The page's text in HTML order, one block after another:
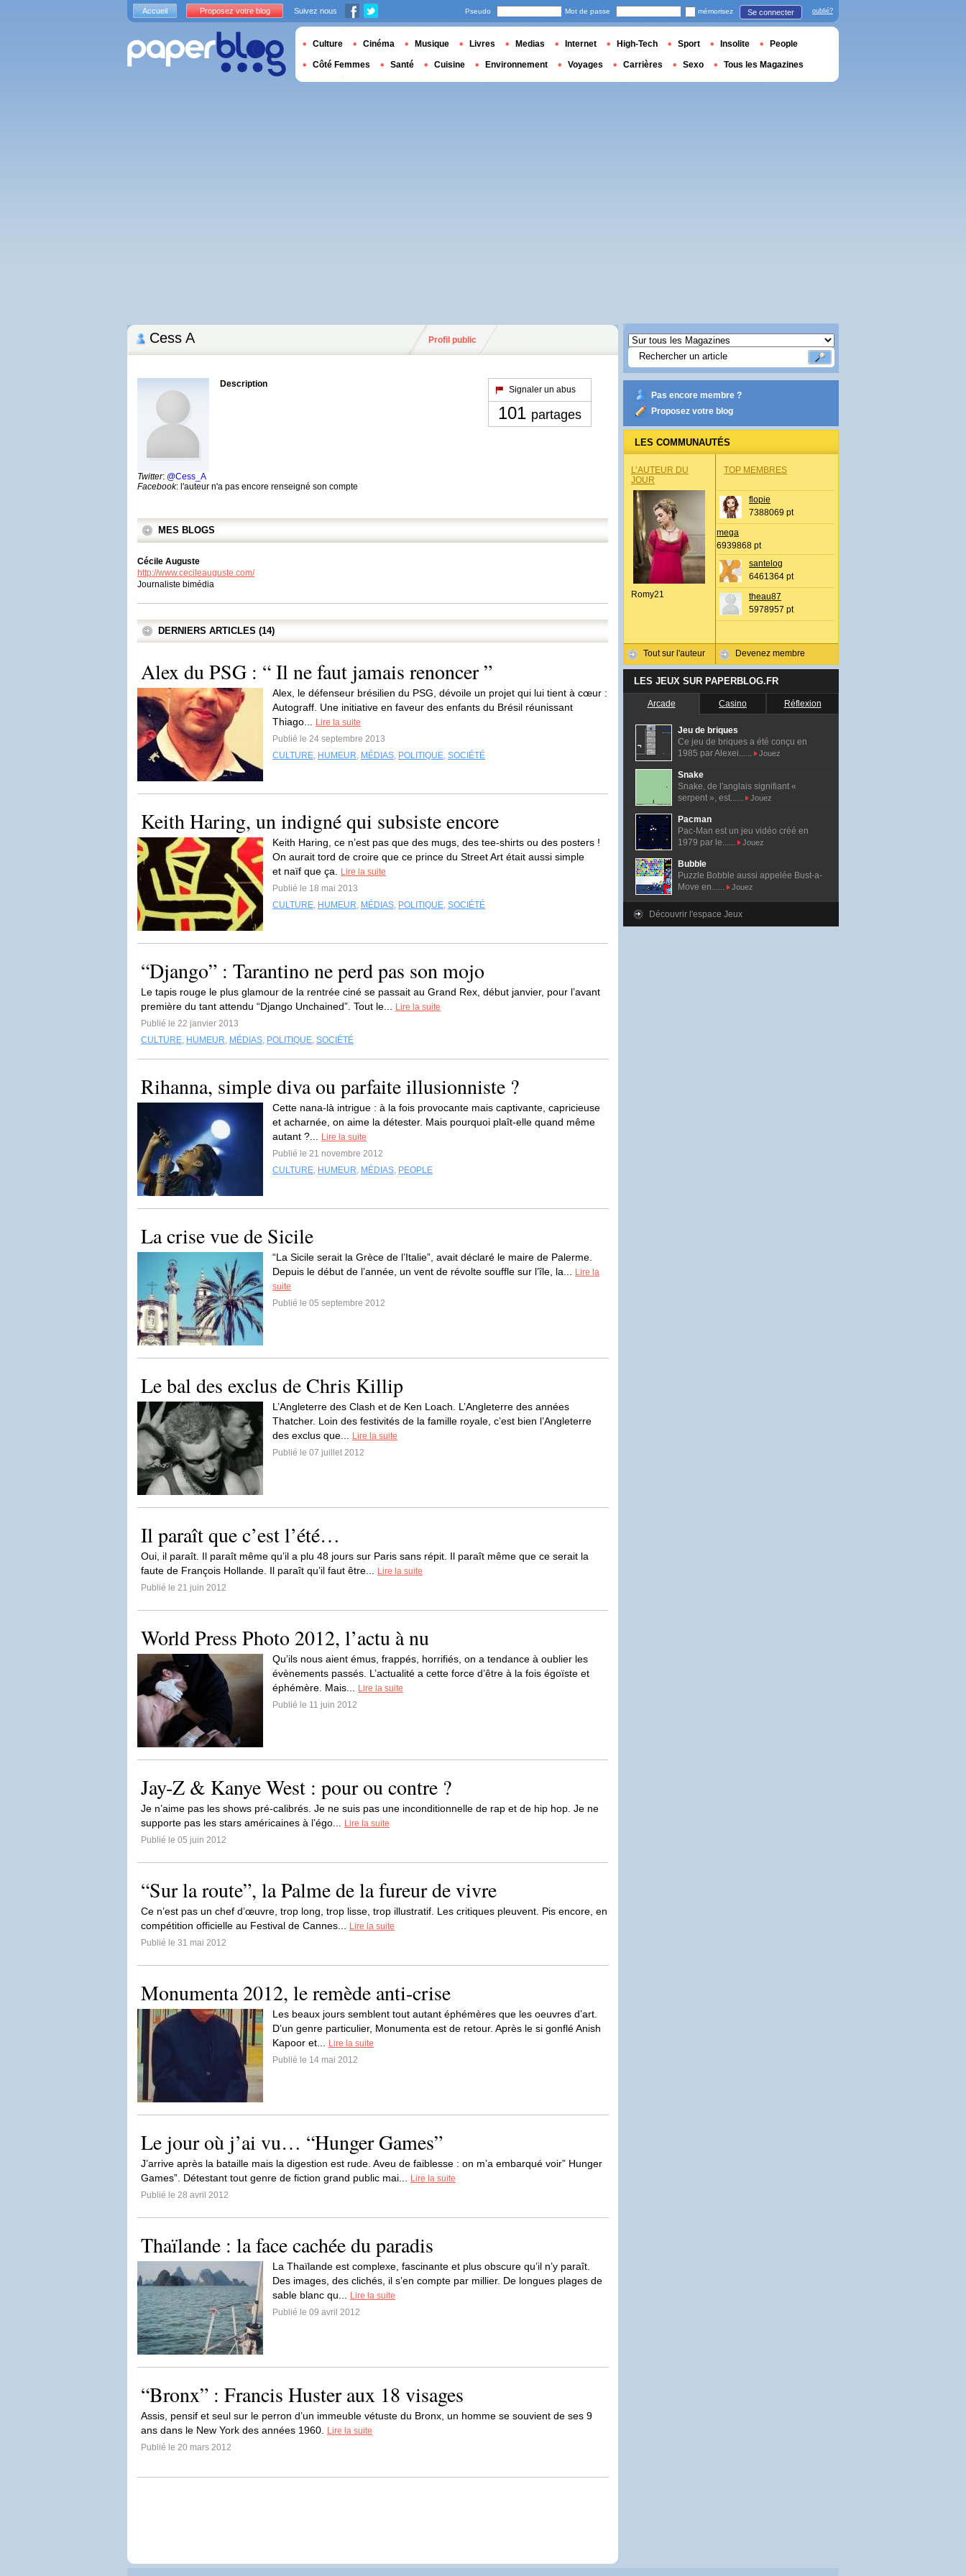
Cess A Profil public
Description
Twitter: @Cess_A
Facebook: l'auteur n'a pas encore renseigné son compte
Signaler un abus
101 partages
MES BLOGS
Cécile Auguste
http://www.cecileauguste.com/
Journaliste bimédia
DERNIERS ARTICLES (14)
Alex du PSG : “ Il ne faut jamais renoncer ”
Alex, le défenseur brésilien du PSG, dévoile un projet qui lui tient à cœur :
Autograff. Une initiative en faveur des enfants du Brésil réunissant
Thiago...
Lire la suite
Publié le 24 septembre 2013
CULTURE, HUMEUR, MÉDIAS, POLITIQUE, SOCIÉTÉ
Keith Haring, un indigné qui subsiste encore
Keith Haring, ce n’est pas que des mugs, des tee-shirts ou des posters !
On aurait tord de croire que ce prince du Street Art était aussi simple
et naïf que ça.
Lire la suite
Publié le 18 mai 2013
CULTURE, HUMEUR, MÉDIAS, POLITIQUE, SOCIÉTÉ
“Django” : Tarantino ne perd pas son mojo
Le tapis rouge le plus glamour de la rentrée ciné se passait au Grand Rex, début janvier, pour l’avant
première du tant attendu “Django Unchained”. Tout le...
Lire la suite
Publié le 22 janvier 2013
CULTURE, HUMEUR, MÉDIAS, POLITIQUE, SOCIÉTÉ
Rihanna, simple diva ou parfaite illusionniste ?
Cette nana-là intrigue : à la fois provocante mais captivante, capricieuse
et acharnée, on aime la détester. Mais pourquoi plaît-elle quand même
autant ?...
Lire la suite
Publié le 21 novembre 2012
CULTURE, HUMEUR, MÉDIAS, PEOPLE
La crise vue de Sicile
“La Sicile serait la Grèce de l’Italie”, avait déclaré le maire de Palerme.
Depuis le début de l’année, un vent de révolte souffle sur l’île, la...
Lire la
suite
Publié le 05 septembre 2012
Le bal des exclus de Chris Killip
L’Angleterre des Clash et de Ken Loach. L’Angleterre des années
Thatcher. Loin des festivités de la famille royale, c’est bien l’Angleterre
des exclus que...
Lire la suite
Publié le 07 juillet 2012
Il paraît que c’est l’été…
Oui, il paraît. Il paraît même qu’il a plu 48 jours sur Paris sans répit. Il paraît même que ce serait la
faute de François Hollande. Il paraît qu’il faut être...
Lire la suite
Publié le 21 juin 2012
World Press Photo 2012, l’actu à nu
Qu’ils nous aient émus, frappés, horrifiés, on a tendance à oublier les
évènements passés. L’actualité a cette force d’être à la fois égoïste et
éphémère. Mais...
Lire la suite
Publié le 11 juin 2012
Jay-Z & Kanye West : pour ou contre ?
Je n’aime pas les shows pré-calibrés. Je ne suis pas une inconditionnelle de rap et de hip hop. Je ne
supporte pas les stars américaines à l’égo...
Lire la suite
Publié le 05 juin 2012
“Sur la route”, la Palme de la fureur de vivre
Ce n’est pas un chef d’œuvre, trop long, trop lisse, trop illustratif. Les critiques pleuvent. Pis encore, en
compétition officielle au Festival de Cannes...
Lire la suite
Publié le 31 mai 2012
Monumenta 2012, le remède anti-crise
Les beaux jours semblent tout autant éphémères que les oeuvres d’art.
D’un genre particulier, Monumenta est de retour. Après le si gonflé Anish
Kapoor et...
Lire la suite
Publié le 14 mai 2012
Le jour où j’ai vu… “Hunger Games”
J’arrive après la bataille mais la digestion est rude. Aveu de faiblesse : on m’a embarqué voir” Hunger
Games”. Détestant tout genre de fiction grand public mai...
Lire la suite
Publié le 28 avril 2012
Thaïlande : la face cachée du paradis
La Thaïlande est complexe, fascinante et plus obscure qu’il n’y paraît.
Des images, des clichés, il s’en compte par millier. De longues plages de
sable blanc qu...
Lire la suite
Publié le 09 avril 2012
“Bronx” : Francis Huster aux 18 visages
Assis, pensif et seul sur le perron d’un immeuble vétuste du Bronx, un homme se souvient de ses 9
ans dans le New York des années 1960.
Lire la suite
Publié le 20 mars 2012
Pas encore membre ?
Proposez votre blog
LES COMMUNAUTÉS
L’AUTEUR DU
JOUR
Romy21
Tout sur l'auteur
TOP MEMBRES
flopie
7388069 pt
mega
6939868 pt
santelog
6461364 pt
theau87
5978957 pt
Devenez membre
LES JEUX SUR PAPERBLOG.FR
Arcade Casino Réflexion
Jeu de briques
Ce jeu de briques a été conçu en
1985 par Alexei......
Jouez
Snake
Snake, de l'anglais signifiant «
serpent », est......
Jouez
Pacman
Pac-Man est un jeu vidéo créé en
1979 par le......
Jouez
Bubble
Puzzle Bobble aussi appelée Bust-a-
Move en......
Jouez
Découvrir l'espace Jeux
Accueil Proposez votre blog Suivez nous Pseudo Mot de passe mémorisez Se connecter oublié?
Culture Cinéma Musique Livres Medias Internet High-Tech Sport Insolite People
Côté Femmes Santé Cuisine Environnement Voyages Carrières Sexo Tous les Magazines